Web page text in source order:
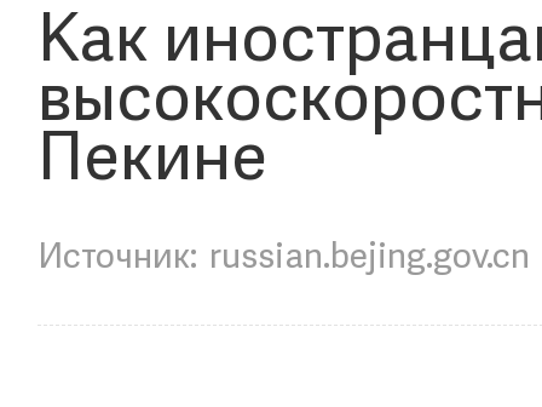
Как
Пекине
russian.bejing.gov.cn